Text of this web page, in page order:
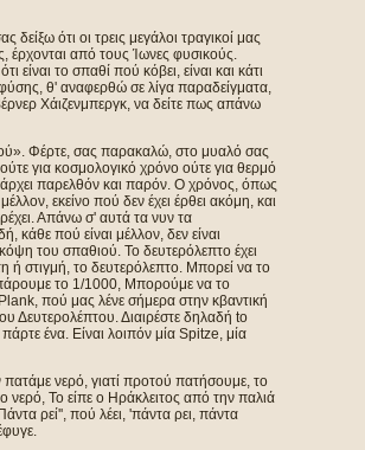
ότι οι τρεις μεγάλοι τραγικοί μας
έρχονται από τους Ίωνες φυσικούς.
το σπαθί πού κόβει, είναι και κάτι
θ' αναφερθώ σε λίγα παραδείγματα,
Χάιζενμπεργκ, να δείτε πως απάνω
Φέρτε, σας παρακαλώ, στο μυαλό σας
για κοσμολογικό χρόνο ούτε για θερμό
παρελθόν και παρόν. Ο χρόνος, όπως
εκείνο πού δεν έχει έρθει ακόμη, και
Απάνω σ' αυτά τα νυν τα
κάθε πού είναι μέλλον, δεν είναι
του σπαθιού. Το δευτερόλεπτο έχει
ή στιγμή, το δευτερόλεπτο. Μπορεί να το
πάρουμε το 1/1000, Μπορούμε να το
πού μας λένε σήμερα στην κβαντική
Δευτερολέπτου. Διαιρέστε δηλαδή to
ένα. Είναι λοιπόν μία Spitze, μία
νερό, γιατί προτού πατήσουμε, το
νερό, Το είπε ο Ηράκλειτος από την παλιά
ρεί'', πού λέει, 'πάντα ρει, πάντα